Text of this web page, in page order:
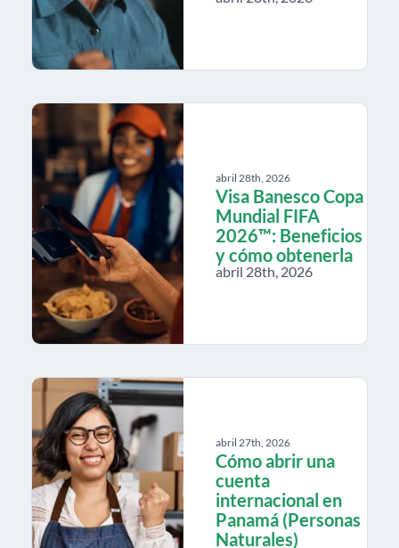
abril 28th, 2026
Visa Banesco Copa
Mundial FIFA
2026™: Beneficios
y cómo obtenerla
abril 28th, 2026
abril 27th, 2026
Cómo abrir una
cuenta
internacional en
Panamá (Personas
Naturales)